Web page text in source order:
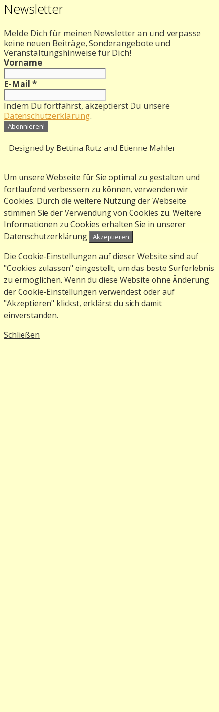
Newsletter
Melde Dich für meinen Newsletter an und verpasse
keine neuen Beiträge, Sonderangebote und
Veranstaltungshinweise für Dich!
Vorname
E-Mail *
Indem Du fortfährst, akzeptierst Du unsere
Datenschutzerklärung.
Designed by Bettina Rutz and Etienne Mahler
Um unsere Webseite für Sie optimal zu gestalten und
fortlaufend verbessern zu können, verwenden wir
Cookies. Durch die weitere Nutzung der Webseite
stimmen Sie der Verwendung von Cookies zu. Weitere
Informationen zu Cookies erhalten Sie in unserer
Datenschutzerklärung
Akzeptieren
Die Cookie-Einstellungen auf dieser Website sind auf
"Cookies zulassen" eingestellt, um das beste Surferlebnis
zu ermöglichen. Wenn du diese Website ohne Änderung
der Cookie-Einstellungen verwendest oder auf
"Akzeptieren" klickst, erklärst du sich damit
einverstanden.
Schließen